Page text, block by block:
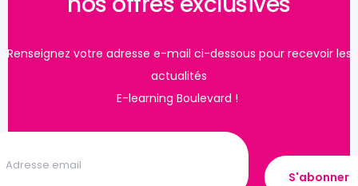
Renseignez votre adresse e-mail ci-dessous pour recevoir les
actualités
E-learning Boulevard !